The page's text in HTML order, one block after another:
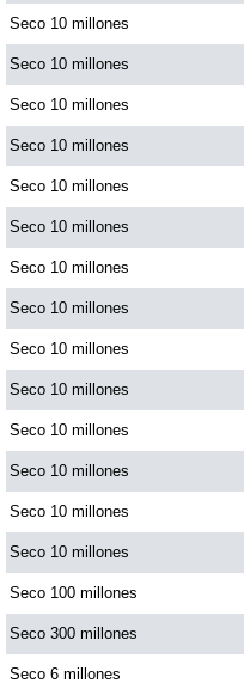
Fantástica Día
Fantástica Noche
Motilon Tarde
Motilon Noche
Paisita Noche
Paisita 3
Pick 3 Día
Pick 3 Noche
Pick 4 Día
Seco 10 millones
Seco 10 millones
Seco 10 millones
Seco 10 millones
Seco 10 millones
Seco 10 millones
Seco 10 millones
Seco 10 millones
Seco 10 millones
Seco 10 millones
Seco 10 millones
Seco 10 millones
Seco 10 millones
Seco 10 millones
Seco 100 millones
Seco 300 millones
Seco 6 millones